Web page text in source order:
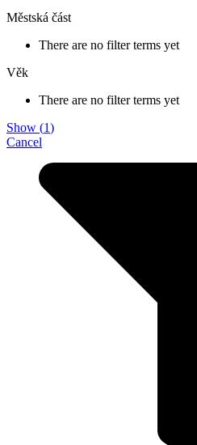
Městská část
There are no filter terms yet
Věk
There are no filter terms yet
Show (1)
Cancel